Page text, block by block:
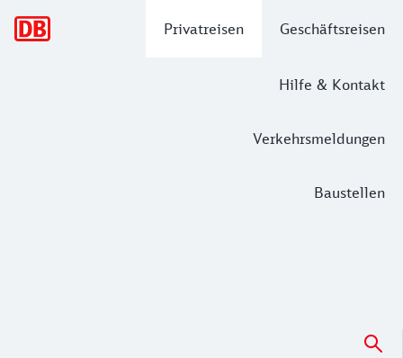
Privatreisen Geschäftsreisen
Hilfe & Kontakt
Verkehrsmeldungen
Baustellen